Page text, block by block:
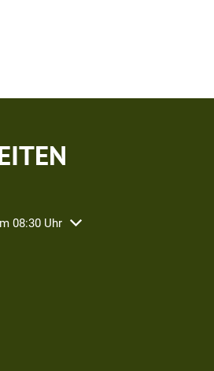
oder Schließzeiten auszublenden
08:30 Uhr